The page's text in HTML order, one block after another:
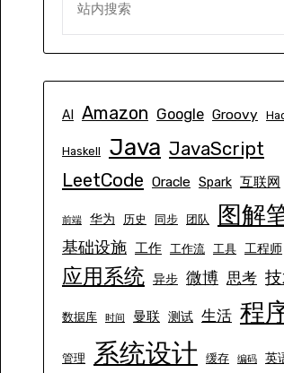
AI Amazon Google Groovy
Haskell Java JavaScript
LeetCode Oracle Spark 互联网
前端 华为 历史 同步 团队 图解
基础设施 工作 工作流 工具 工程师
应用系统 异步 微博 思考
数据库 时间 曼联 测试 生活 程
管理 系统设计 缓存 编码 英